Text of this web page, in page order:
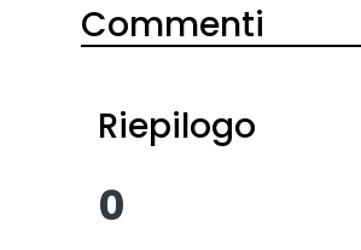
Commenti
Riepilogo
0